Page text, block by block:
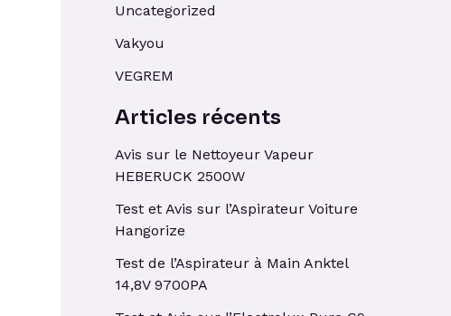
Uncategorized
Vakyou
VEGREM
Articles récents
Avis sur le Nettoyeur Vapeur
HEBERUCK 2500W
Test et Avis sur l’Aspirateur Voiture
Hangorize
Test de l’Aspirateur à Main Anktel
14,8V 9700PA